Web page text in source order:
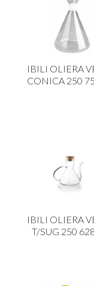
IBILI OLIERA
CONICA 250
IBILI OLIERA
T/SUG 250